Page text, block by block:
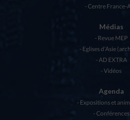
Centre France-
Médias
Revue MEP
Eglises d’Asie
AD EXTRA
Vidéos
Agenda
Expositions et
Conférences